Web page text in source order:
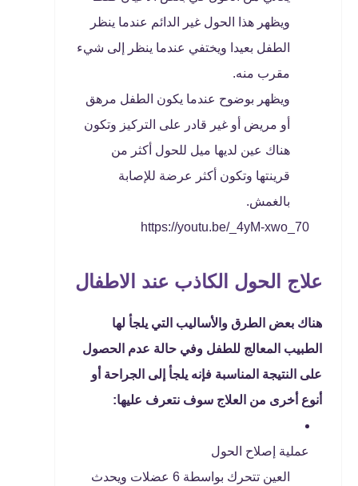
ويظهر هذا الحول غير الدائم عندما ينظر
الطفل بعيدا ويختفي عندما ينظر إلى شيء
مقرب منه.
ويظهر بوضوح عندما يكون الطفل مرهق
أو مريض أو غير قادر على التركيز وتكون
هناك عين لديها ميل للحول أكثر من
قرينتها وتكون أكثر عرضة للإصابة
بالغمش.
علاج الحول الكاذب عند الاطفال
هناك بعض الطرق والأساليب التي يلجأ لها
الطبيب المعالج للطفل وفي حالة عدم الحصول
على النتيجة المناسبة فإنه يلجأ إلى الجراحة أو
أنوع أخرى من العلاج سوف نتعرف عليها:
عملية إصلاح الحول
العين تتحرك بواسطة 6 عضلات ويحدث